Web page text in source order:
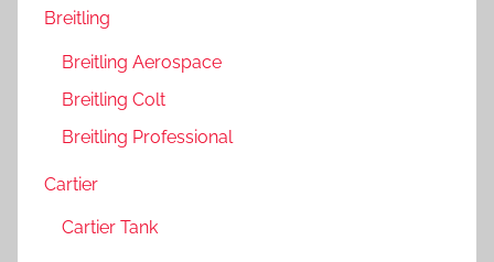
Breitling
Breitling Aerospace
Breitling Colt
Breitling Professional
Cartier
Cartier Tank